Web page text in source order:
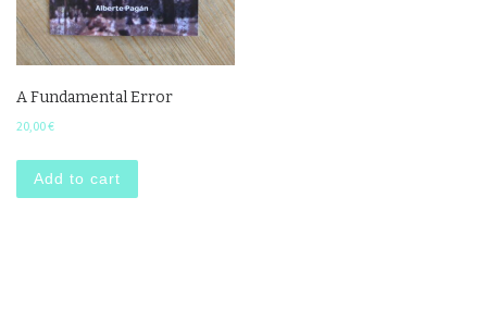
A Fundamental Error
20,00€
Add to cart